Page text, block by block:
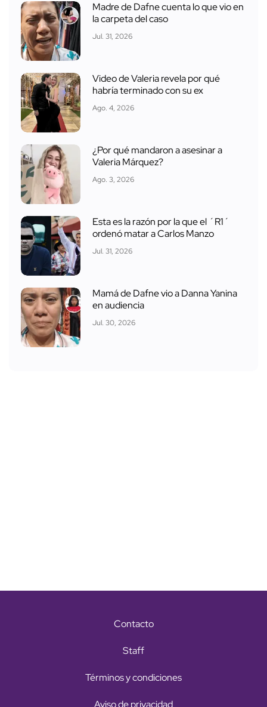
Madre de Dafne cuenta lo que vio en
la carpeta del caso
Jul. 31, 2026
Video de Valeria revela por qué
habría terminado con su ex
Ago. 4, 2026
¿Por qué mandaron a asesinar a
Valeria Márquez?
Ago. 3, 2026
Esta es la razón por la que el ´R1´
ordenó matar a Carlos Manzo
Jul. 31, 2026
Mamá de Dafne vio a Danna Yanina
en audiencia
Jul. 30, 2026
Contacto
Staff
Términos y condiciones
Aviso de privacidad